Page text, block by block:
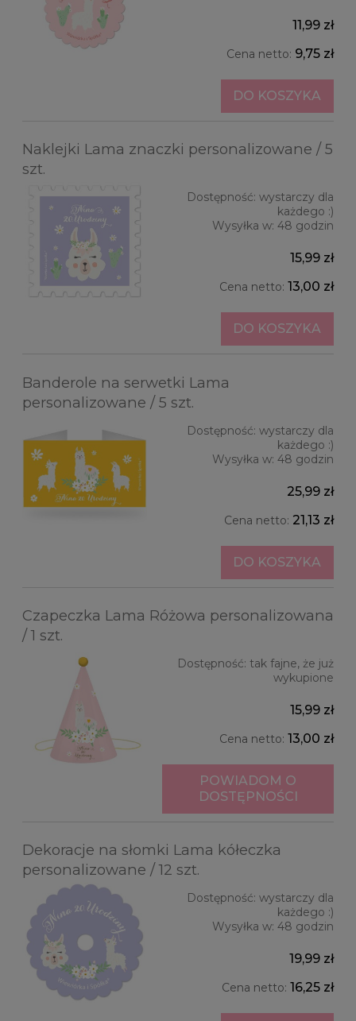
11,99 zł
Cena netto: 9,75 zł
DO KOSZYKA
Naklejki Lama znaczki personalizowane / 5
szt.
Dostępność: wystarczy dla
każdego :)
Wysyłka w: 48 godzin
15,99 zł
Cena netto: 13,00 zł
DO KOSZYKA
Banderole na serwetki Lama
personalizowane / 5 szt.
Dostępność: wystarczy dla
każdego :)
Wysyłka w: 48 godzin
25,99 zł
Cena netto: 21,13 zł
DO KOSZYKA
Czapeczka Lama Różowa personalizowana
/ 1 szt.
Dostępność: tak fajne, że już
wykupione
15,99 zł
Cena netto: 13,00 zł
POWIADOM O
DOSTĘPNOŚCI
Dekoracje na słomki Lama kółeczka
personalizowane / 12 szt.
Dostępność: wystarczy dla
każdego :)
Wysyłka w: 48 godzin
19,99 zł
Cena netto: 16,25 zł